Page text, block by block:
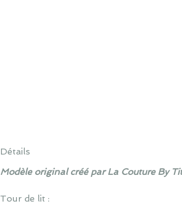
Détails
Modèle original créé par La Couture By
Tour de lit :